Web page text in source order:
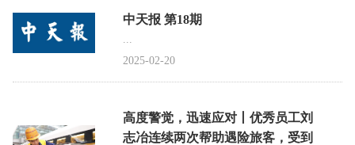
中天报 第18期
...
2025-02-20
高度警觉，迅速应对丨优秀员工刘
志冶连续两次帮助遇险旅客，受到